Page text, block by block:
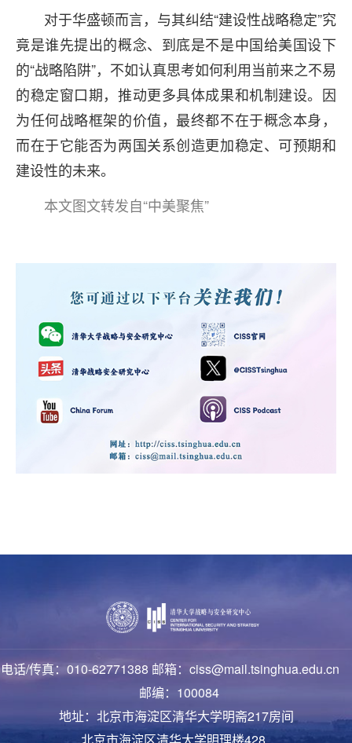
对于华盛顿而言，与其纠结“建设性战略稳定”究
竟是谁先提出的概念、到底是不是中国给美国设下
的“战略陷阱”，不如认真思考如何利用当前来之不易
的稳定窗口期，推动更多具体成果和机制建设。因
为任何战略框架的价值，最终都不在于概念本身，
而在于它能否为两国关系创造更加稳定、可预期和
建设性的未来。
本文图文转发自“中美聚焦”
电话/传真：010-62771388 邮箱：ciss@mail.tsinghua.edu.cn
邮编：100084
地址：北京市海淀区清华大学明斋217房间
北京市海淀区清华大学明理楼428